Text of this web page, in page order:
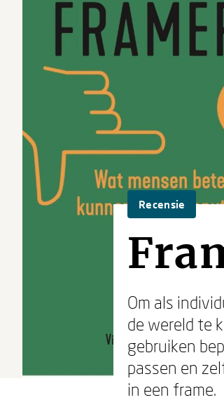
Recensie
Om als
de wereld te
gebruiken
passen en
in een frame.